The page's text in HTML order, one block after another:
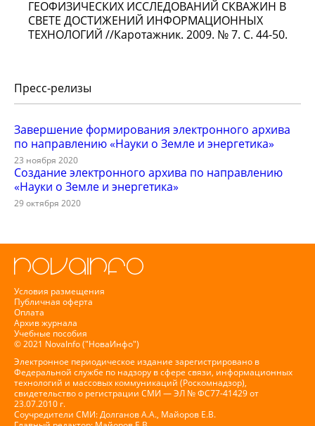
ГЕОФИЗИЧЕСКИХ ИССЛЕДОВАНИЙ СКВАЖИН В
СВЕТЕ ДОСТИЖЕНИЙ ИНФОРМАЦИОННЫХ
ТЕХНОЛОГИЙ //Каротажник. 2009. № 7. С. 44-50.
Пресс-релизы
Завершение формирования электронного архива
по направлению «Науки о Земле и энергетика»
23 ноября 2020
Создание электронного архива по направлению
«Науки о Земле и энергетика»
29 октября 2020
Условия размещения
Публичная оферта
Оплата
Архив журнала
Учебные пособия
© 2021 NovaInfo ("НоваИнфо")
Электронное периодическое издание зарегистрировано в
Федеральной службе по надзору в сфере связи, информационных
технологий и массовых коммуникаций (Роскомнадзор),
свидетельство о регистрации СМИ — ЭЛ № ФС77-41429 от
23.07.2010 г.
Соучредители СМИ: Долганов А.А., Майоров Е.В.